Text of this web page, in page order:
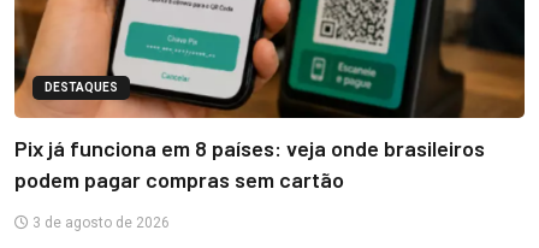
DESTAQUES
Pix já funciona em 8 países: veja onde brasileiros
podem pagar compras sem cartão
3 de agosto de 2026